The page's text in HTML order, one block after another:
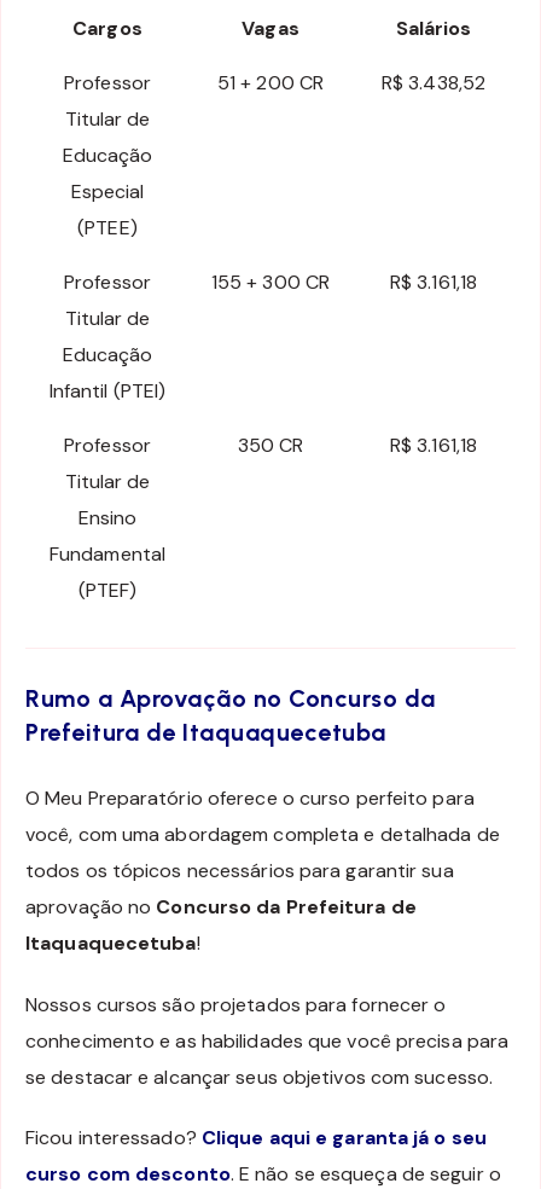
Cargos Vagas Salários
Professor
Titular de
Educação
Especial
(PTEE)
51 + 200 CR R$ 3.438,52
Professor
Titular de
Educação
Infantil (PTEI)
155 + 300 CR R$ 3.161,18
Professor
Titular de
Ensino
Fundamental
(PTEF)
350 CR R$ 3.161,18
Rumo a Aprovação no Concurso da
Prefeitura de Itaquaquecetuba
O Meu Preparatório oferece o curso perfeito para
você, com uma abordagem completa e detalhada de
todos os tópicos necessários para garantir sua
aprovação no Concurso da Prefeitura de
Itaquaquecetuba!
Nossos cursos são projetados para fornecer o
conhecimento e as habilidades que você precisa para
se destacar e alcançar seus objetivos com sucesso.
Ficou interessado? Clique aqui e garanta já o seu
curso com desconto. E não se esqueça de seguir o